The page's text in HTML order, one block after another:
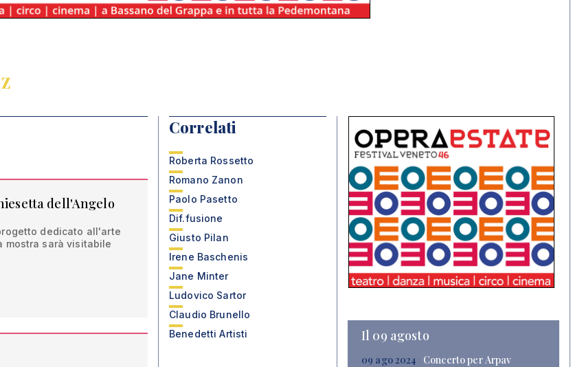
Z
dell'Angelo
dedicato all'arte
mostra sarà visitabile
Correlati
Roberta Rossetto
Romano Zanon
Paolo Pasetto
Dif.fusione
Giusto Pilan
Irene Baschenis
Jane Minter
Ludovico Sartor
Claudio Brunello
Benedetti Artisti
Il 09 agosto
09 ago 2024
Concerto per Arpav